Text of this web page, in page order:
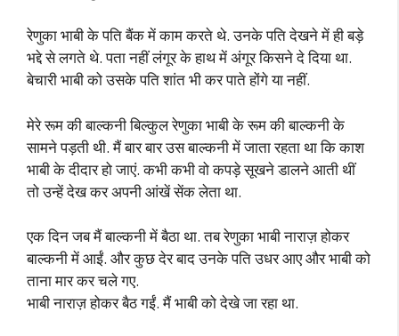
रेणुका भाबी के पति बैंक में काम करते थे. उनके पति देखने में ही बड़े
भद्दे से लगते थे. पता नहीं लंगूर के हाथ में अंगूर किसने दे दिया था.
बेचारी भाबी को उसके पति शांत भी कर पाते होंगे या नहीं.
मेरे रूम की बाल्कनी बिल्कुल रेणुका भाबी के रूम की बाल्कनी के
सामने पड़ती थी. मैं बार बार उस बाल्कनी में जाता रहता था कि काश
भाबी के दीदार हो जाएं. कभी कभी वो कपड़े सूखने डालने आती थीं
तो उन्हें देख कर अपनी आंखें सेंक लेता था.
एक दिन जब मैं बाल्कनी में बैठा था. तब रेणुका भाबी नाराज़ होकर
बाल्कनी में आईं. और कुछ देर बाद उनके पति उधर आए और भाबी को
ताना मार कर चले गए.
भाबी नाराज़ होकर बैठ गईं. मैं भाबी को देखे जा रहा था.